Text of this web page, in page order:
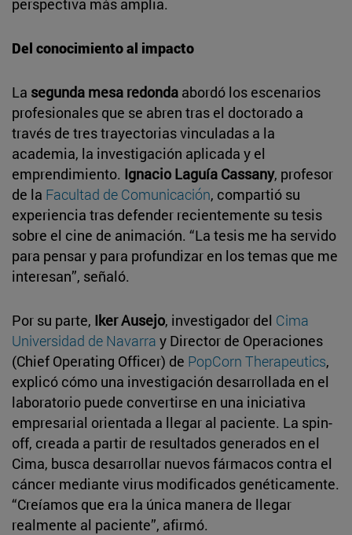
perspectiva más amplia.
Del conocimiento al impacto
La segunda mesa redonda abordó los escenarios
profesionales que se abren tras el doctorado a
través de tres trayectorias vinculadas a la
academia, la investigación aplicada y el
emprendimiento. Ignacio Laguía Cassany, profesor
de la Facultad de Comunicación, compartió su
experiencia tras defender recientemente su tesis
sobre el cine de animación. “La tesis me ha servido
para pensar y para profundizar en los temas que me
interesan”, señaló.
Por su parte, Iker Ausejo, investigador del Cima
Universidad de Navarra y Director de Operaciones
(Chief Operating Officer) de PopCorn Therapeutics,
explicó cómo una investigación desarrollada en el
laboratorio puede convertirse en una iniciativa
empresarial orientada a llegar al paciente. La spin-
off, creada a partir de resultados generados en el
Cima, busca desarrollar nuevos fármacos contra el
cáncer mediante virus modificados genéticamente.
“Creíamos que era la única manera de llegar
realmente al paciente”, afirmó.